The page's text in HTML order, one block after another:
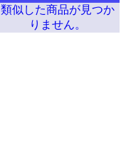
類似した商品が見つか
りません。